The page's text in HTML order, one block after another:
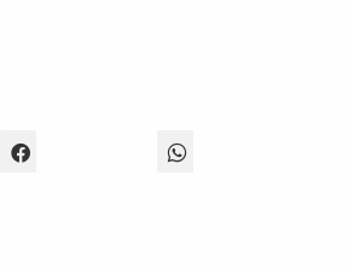
ON TWITTER (OPENS IN NEW WINDOW)
CLICK TO SHARE ON FACEBOOK (OPENS